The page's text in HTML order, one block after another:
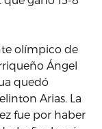
olímpico de
Ángel
quedó
Arias. La
fue por haber